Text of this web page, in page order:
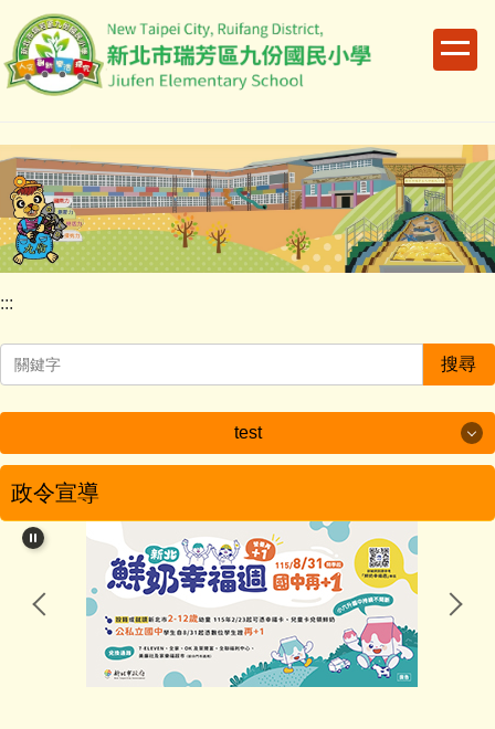
到
主
容
區
:::
搜尋
test
test
學校簡介
學校特色
政令宣導